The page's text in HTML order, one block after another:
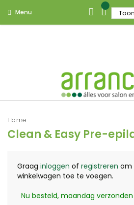
Menu
Home
Clean & Easy Pre-
Graag inloggen of registreren om
winkelwagen toe te voegen.
Nu besteld, maandag verzonden